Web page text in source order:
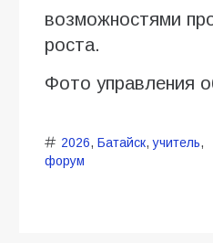
возможностями
роста.
Фото управления
2026, Батайск,учитель,
форум